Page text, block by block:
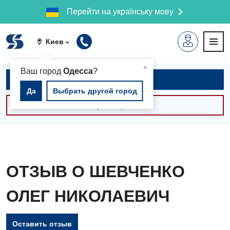
Перейти на українську мову
Киев
×
Ваш город Одесса?
Да Выбрать другой город
Записаться на приём
ОТЗЫВ О ШЕВЧЕНКО
ОЛЕГ НИКОЛАЕВИЧ
Оставить отзыв